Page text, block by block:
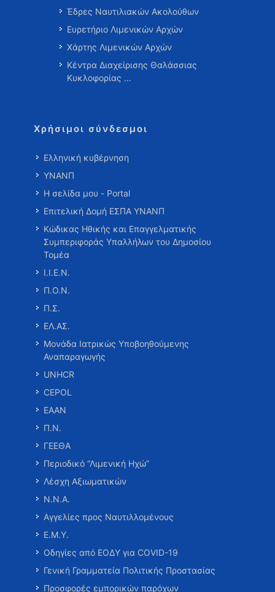
Έδρες Ναυτιλιακών Ακολούθων
Ευρετήριο Λιμενικών Αρχών
Χάρτης Λιμενικών Αρχών
Κέντρα Διαχείρισης Θαλάσσιας
Κυκλοφορίας …
Χρήσιμοι σύνδεσμοι
Ελληνική κυβέρνηση
ΥΝΑΝΠ
Η σελίδα μου - Portal
Επιτελική Δομή ΕΣΠΑ ΥΝΑΝΠ
Κώδικας Ηθικής και Επαγγελματικής
Συμπεριφοράς Υπαλλήλων του Δημοσίου
Τομέα
Ι.Ι.Ε.Ν.
Π.Ο.Ν.
Π.Σ.
ΕΛ.ΑΣ.
Μονάδα Ιατρικώς Υποβοηθούμενης
Αναπαραγωγής
UNHCR
CEPOL
ΕΑΑΝ
Π.Ν.
ΓΕΕΘΑ
Περιοδικό “Λιμενική Ηχώ”
Λέσχη Αξιωματικών
Ν.Ν.Α.
Αγγελίες προς Ναυτιλλομένους
Ε.Μ.Υ.
Οδηγίες από ΕΟΔΥ για COVID-19
Γενική Γραμματεία Πολιτικής Προστασίας
Προσφορές εμπορικών παρόχων